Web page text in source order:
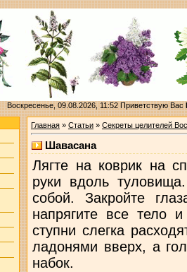
Воскресенье, 09.08.2026, 11:52Приветствую Вас
Главная» Статьи» Секреты целителей
Шавасана
Лягте на коврик на
руки вдоль
собой. Закройте
напрягите все тело
ступни слегка
ладонями вверх, а
набок.